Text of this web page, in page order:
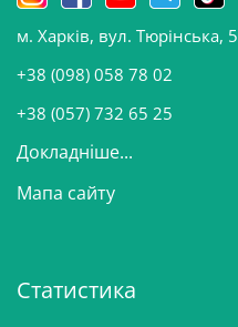
о
в
и
м. Харків, вул. Тюрінська, 5
+38 (098) 058 78 02
+38 (057) 732 65 25
Докладніше...
Мапа сайту
Статистика